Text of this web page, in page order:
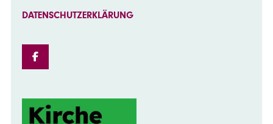
DATENSCHUTZERKLÄRUNG
FACEBOOK